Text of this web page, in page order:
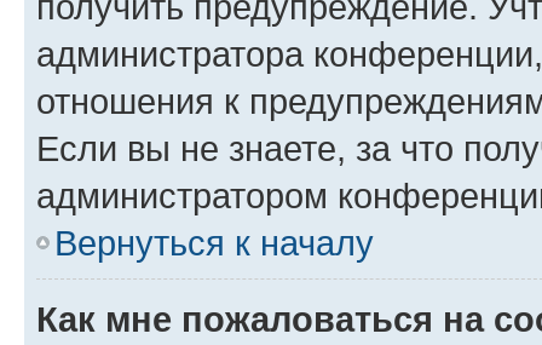
администратора
отношения к
Если вы не знаете, за что
администратором
Вернуться к началу
Как мне пожаловаться на